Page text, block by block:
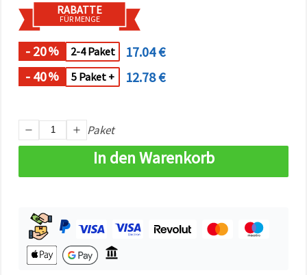
festlegen.
Einwilligung
können Sie
jederzeit
ändern
widerrufen.
Cookie-
Richtlinie
Einstellungen
RABATTE
FÜR MENGE
- 20% 2-4 Paket
17.04 €
- 40% 5 Paket + 12.78 €
Paket
In den Warenkorb